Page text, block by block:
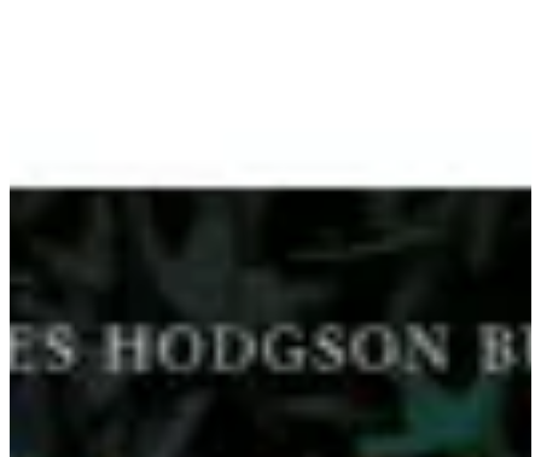
Listas
Na escola
Na família